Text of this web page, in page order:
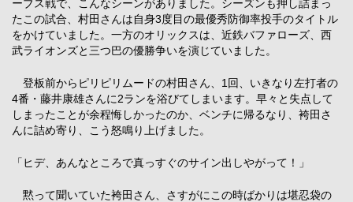
ーブス戦で、こんなシーンがありました。シーズンも押し詰まっ
たこの試合、村田さんは自身3度目の最優秀防御率投手のタイトル
をかけていました。一方のオリックスは、近鉄バファローズ、西
武ライオンズと三つ巴の優勝争いを演じていました。
登板前からピリピリムードの村田さん、1回、いきなり左打者の
4番・藤井康雄さんに2ランを浴びてしまいます。早々と失点して
しまったことが余程悔しかったのか、ベンチに帰るなり、袴田さ
んに詰め寄り、こう怒鳴り上げました。
「ヒデ、あんなところで真っすぐのサイン出しやがって！」
黙って聞いていた袴田さん、さすがにこの時ばかりは堪忍袋の